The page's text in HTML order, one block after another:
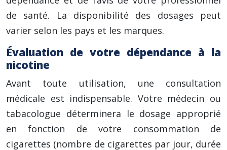
de santé. La disponibilité des dosages peut
varier selon les pays et les marques.
Évaluation de votre dépendance à la
nicotine
Avant toute utilisation, une consultation
médicale est indispensable. Votre médecin ou
tabacologue déterminera le dosage approprié
en fonction de votre consommation de
cigarettes (nombre de cigarettes par jour, durée